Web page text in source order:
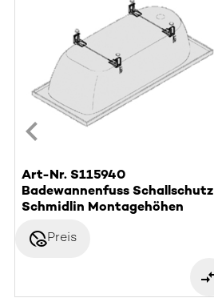
Art-Nr. S115940
Badewannenfuss Schallschutz
Schmidlin Montagehöhen
disabled_visiblePreis